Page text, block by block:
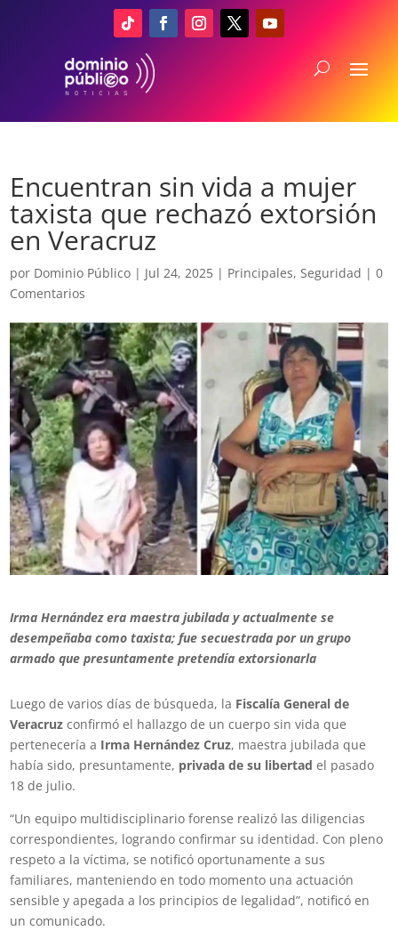
Encuentran sin vida a mujer
taxista que rechazó extorsión
en Veracruz
por Dominio Público | Jul 24, 2025 | Principales,Seguridad |0
Comentarios
Irma Hernández era maestra jubilada y actualmente se
desempeñaba como taxista; fue secuestrada por un grupo
armado que presuntamente pretendía extorsionarla
Luego de varios días de búsqueda, la Fiscalía General de
Veracruz confirmó el hallazgo de un cuerpo sin vida que
pertenecería a Irma Hernández Cruz, maestra jubilada que
había sido, presuntamente, privada de su libertadel pasado
18 de julio.
“Un equipo multidisciplinario forense realizó las diligencias
correspondientes, logrando confirmar su identidad. Con pleno
respeto a la víctima, se notificó oportunamente a sus
familiares, manteniendo en todo momento una actuación
sensible y apegada a los principios de legalidad”, notificó en
un comunicado.